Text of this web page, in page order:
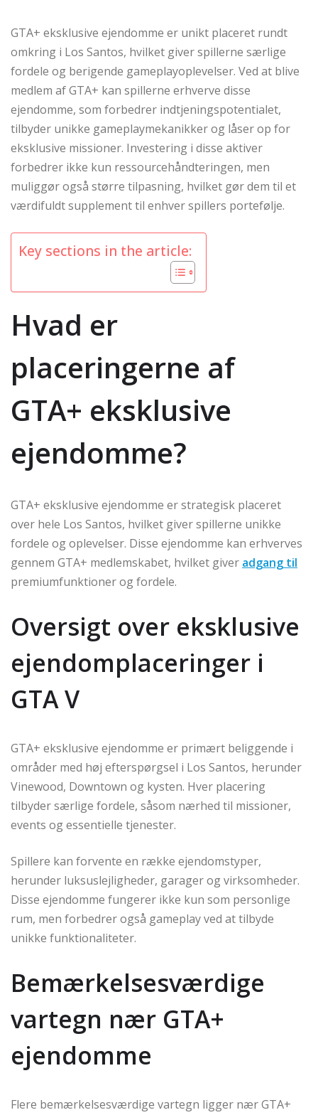
GTA+ eksklusive ejendomme er unikt placeret rundt
omkring i Los Santos, hvilket giver spillerne særlige
fordele og berigende gameplayoplevelser. Ved at blive
medlem af GTA+ kan spillerne erhverve disse
ejendomme, som forbedrer indtjeningspotentialet,
tilbyder unikke gameplaymekanikker og låser op for
eksklusive missioner. Investering i disse aktiver
forbedrer ikke kun ressourcehåndteringen, men
muliggør også større tilpasning, hvilket gør dem til et
værdifuldt supplement til enhver spillers portefølje.
Key sections in the article:
Hvad er
placeringerne af
GTA+ eksklusive
ejendomme?
GTA+ eksklusive ejendomme er strategisk placeret
over hele Los Santos, hvilket giver spillerne unikke
fordele og oplevelser. Disse ejendomme kan erhverves
gennem GTA+ medlemskabet, hvilket giver adgang til
premiumfunktioner og fordele.
Oversigt over eksklusive
ejendomplaceringer i
GTA V
GTA+ eksklusive ejendomme er primært beliggende i
områder med høj efterspørgsel i Los Santos, herunder
Vinewood, Downtown og kysten. Hver placering
tilbyder særlige fordele, såsom nærhed til missioner,
events og essentielle tjenester.
Spillere kan forvente en række ejendomstyper,
herunder luksuslejligheder, garager og virksomheder.
Disse ejendomme fungerer ikke kun som personlige
rum, men forbedrer også gameplay ved at tilbyde
unikke funktionaliteter.
Bemærkelsesværdige
vartegn nær GTA+
ejendomme
Flere bemærkelsesværdige vartegn ligger nær GTA+